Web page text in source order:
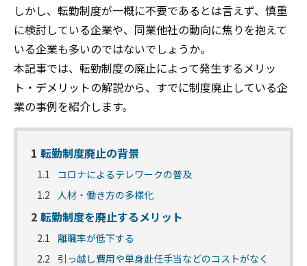
しかし、転勤制度が一概に不要であるとは言えず、慎重
に検討している企業や、同業他社の動向に焦りを抱えて
いる企業も多いのではないでしょうか。
本記事では、転勤制度の廃止によって発生するメリッ
ト・デメリットの解説から、すでに制度廃止している企
業の事例を紹介します。
1 転勤制度廃止の背景
1.1
コロナによるテレワークの普及
1.2 人材・働き方の多様化
2 転勤制度を廃止するメリット
2.1
離職率が低下する
2.2
引っ越し費用や単身赴任手当などのコストがなく